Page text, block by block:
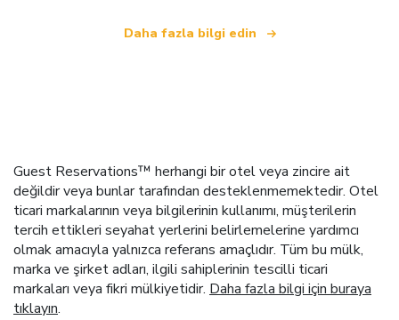
Daha fazla bilgi edin
Guest Reservations™ herhangi bir otel veya zincire ait
değildir veya bunlar tarafından desteklenmemektedir. Otel
ticari markalarının veya bilgilerinin kullanımı, müşterilerin
tercih ettikleri seyahat yerlerini belirlemelerine yardımcı
olmak amacıyla yalnızca referans amaçlıdır. Tüm bu mülk,
marka ve şirket adları, ilgili sahiplerinin tescilli ticari
markaları veya fikri mülkiyetidir. Daha fazla bilgi için buraya
tıklayın.